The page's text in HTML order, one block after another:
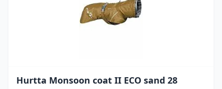
Hurtta Monsoon coat II ECO sand 28